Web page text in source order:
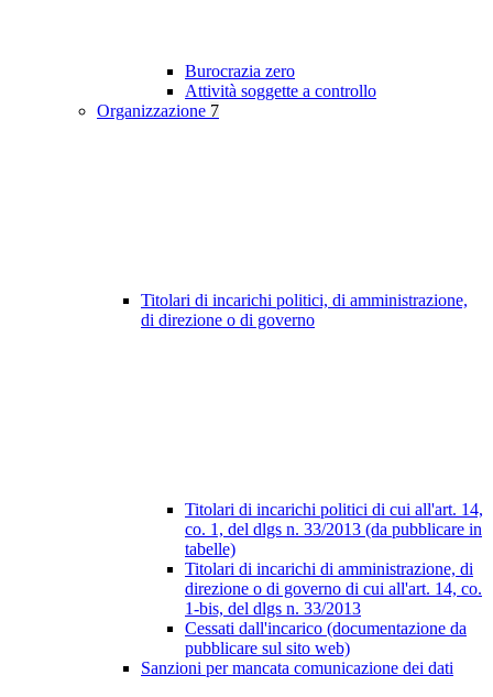
Burocrazia zero
Attività soggette a controllo
Organizzazione 7
Titolari di incarichi politici, di amministrazione,
di direzione o di governo
Titolari di incarichi politici di cui all'art. 14,
co. 1, del dlgs n. 33/2013 (da pubblicare in
tabelle)
Titolari di incarichi di amministrazione, di
direzione o di governo di cui all'art. 14, co.
1-bis, del dlgs n. 33/2013
Cessati dall'incarico (documentazione da
pubblicare sul sito web)
Sanzioni per mancata comunicazione dei dati